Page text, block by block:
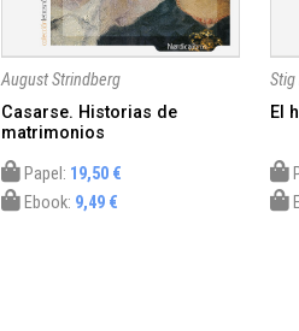
August Strindberg
Casarse. Historias de
matrimonios
Papel: 19,50 €
Ebook: 9,49 €
Stig
El